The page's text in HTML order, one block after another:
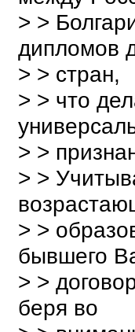
> >
дипломов
> > стран,
> > что
> >
> >
> >
бывшего
> >
беря во